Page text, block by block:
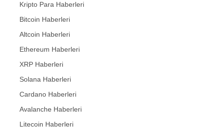
Kripto Para Haberleri
Bitcoin Haberleri
Altcoin Haberleri
Ethereum Haberleri
XRP Haberleri
Solana Haberleri
Cardano Haberleri
Avalanche Haberleri
Litecoin Haberleri